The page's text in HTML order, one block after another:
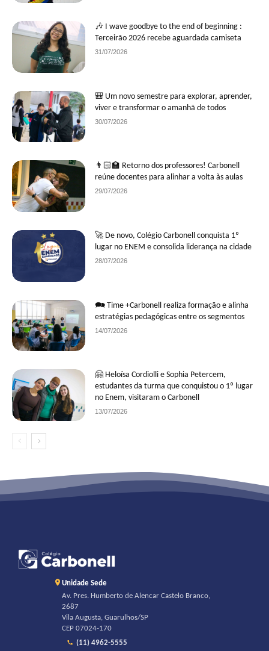
🎶 I wave goodbye to the end of beginning :
Terceirão 2026 recebe aguardada camiseta
31/07/2026
🎒 Um novo semestre para explorar, aprender,
viver e transformar o amanhã de todos
30/07/2026
👨🏻‍🏫 Retorno dos professores! Carbonell
reúne docentes para alinhar a volta às aulas
29/07/2026
🚀 De novo, Colégio Carbonell conquista 1º
lugar no ENEM e consolida liderança na cidade
28/07/2026
🗪 Time +Carbonell realiza formação e alinha
estratégias pedagógicas entre os segmentos
14/07/2026
🤗 Heloísa Cordiolli e Sophia Petercem,
estudantes da turma que conquistou o 1º lugar
no Enem, visitaram o Carbonell
13/07/2026
Unidade Sede
Av. Pres. Humberto de Alencar Castelo Branco,
2687
Vila Augusta, Guarulhos/SP
CEP 07024-170
(11) 4962-5555